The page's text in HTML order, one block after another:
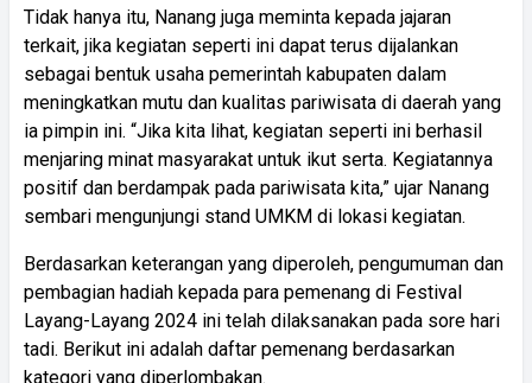
Tidak hanya itu, Nanang juga meminta kepada jajaran
terkait, jika kegiatan seperti ini dapat terus dijalankan
sebagai bentuk usaha pemerintah kabupaten dalam
meningkatkan mutu dan kualitas pariwisata di daerah yang
ia pimpin ini. “Jika kita lihat, kegiatan seperti ini berhasil
menjaring minat masyarakat untuk ikut serta. Kegiatannya
positif dan berdampak pada pariwisata kita,” ujar Nanang
sembari mengunjungi stand UMKM di lokasi kegiatan.
Berdasarkan keterangan yang diperoleh, pengumuman dan
pembagian hadiah kepada para pemenang di Festival
Layang-Layang 2024 ini telah dilaksanakan pada sore hari
tadi. Berikut ini adalah daftar pemenang berdasarkan
kategori yang diperlombakan.